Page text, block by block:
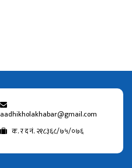
aadhikholakhabar@gmail.com
क. र द नं. २१८३६८/७५/०७६